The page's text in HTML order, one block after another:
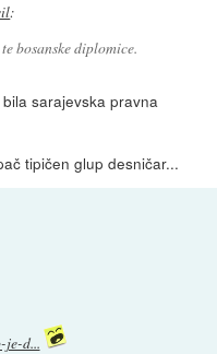
:
bosanske diplomice.
sarajevska pravna
tipičen glup desničar...
je-d...